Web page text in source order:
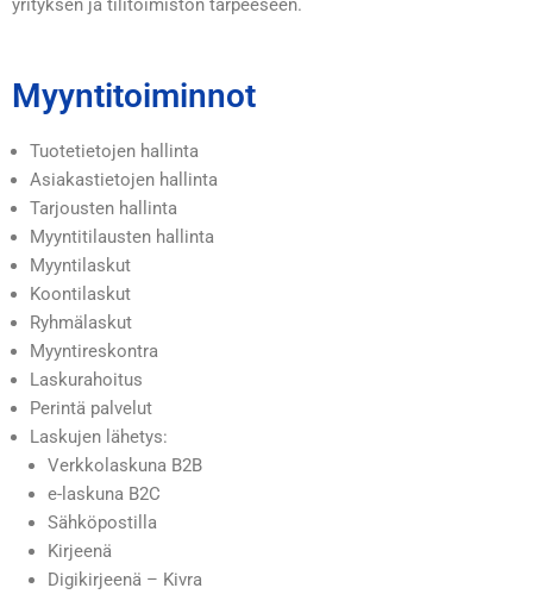
yrityksen ja tilitoimiston tarpeeseen.
Myyntitoiminnot
Tuotetietojen hallinta
Asiakastietojen hallinta
Tarjousten hallinta
Myyntitilausten hallinta
Myyntilaskut
Koontilaskut
Ryhmälaskut
Myyntireskontra
Laskurahoitus
Perintä palvelut
Laskujen lähetys:
Verkkolaskuna B2B
e-laskuna B2C
Sähköpostilla
Kirjeenä
Digikirjeenä – Kivra